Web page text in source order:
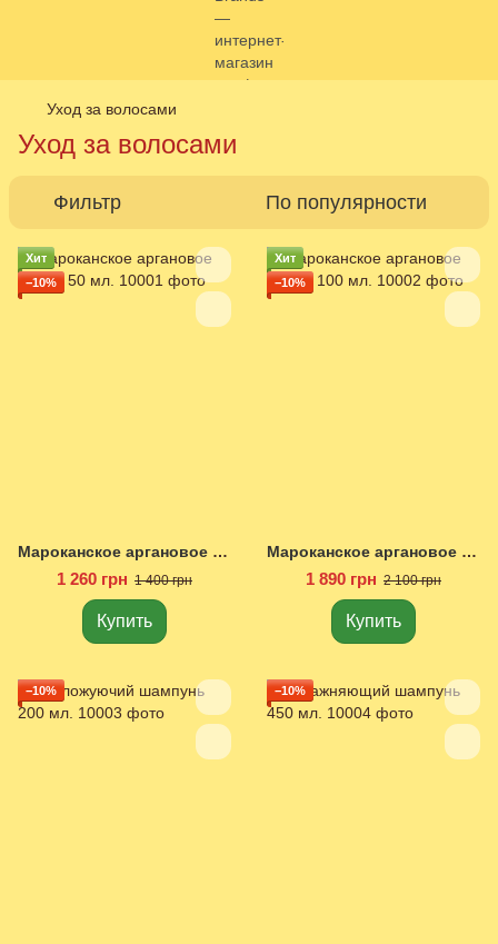
Уход за волосами
Уход за волосами
Фильтр По популярности
Хит
−10%
Мароканское аргановое масло 50 мл.
1 260 грн 1 400 грн
Купить
Хит
−10%
Мароканское аргановое масло 100 мл.
1 890 грн 2 100 грн
Купить
−10% −10%